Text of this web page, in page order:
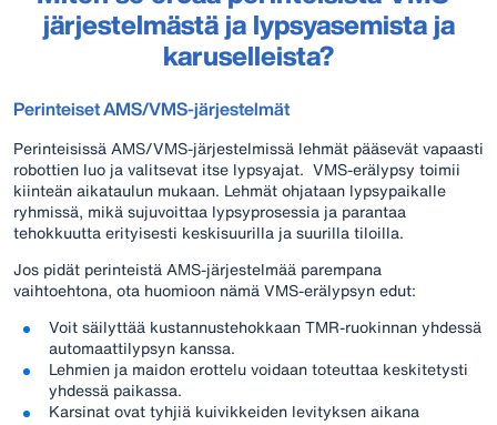
järjestelmästä ja lypsyasemista ja
karuselleista?
Perinteiset AMS/VMS-järjestelmät
Perinteisissä AMS/VMS-järjestelmissä lehmät pääsevät vapaasti
robottien luo ja valitsevat itse lypsyajat. VMS-erälypsy toimii
kiinteän aikataulun mukaan. Lehmät ohjataan lypsypaikalle
ryhmissä, mikä sujuvoittaa lypsyprosessia ja parantaa
tehokkuutta erityisesti keskisuurilla ja suurilla tiloilla.
Jos pidät perinteistä AMS-järjestelmää parempana
vaihtoehtona, ota huomioon nämä VMS-erälypsyn edut:
Voit säilyttää kustannustehokkaan TMR-ruokinnan yhdessä
automaattilypsyn kanssa.
Lehmien ja maidon erottelu voidaan toteuttaa keskitetysti
yhdessä paikassa.
Karsinat ovat tyhjiä kuivikkeiden levityksen aikana